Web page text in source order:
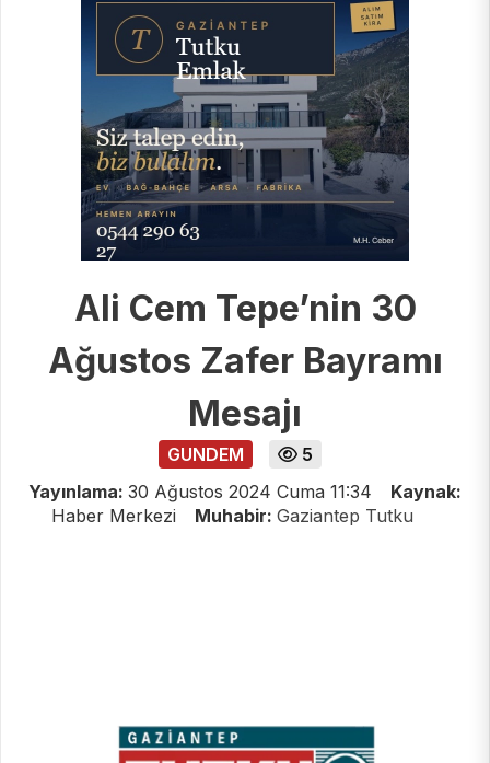
Ali Cem Tepe’nin 30
Ağustos Zafer Bayramı
Mesajı
GUNDEM
5
Yayınlama: 30 Ağustos 2024 Cuma 11:34
Kaynak:
Haber Merkezi
Muhabir: Gaziantep Tutku